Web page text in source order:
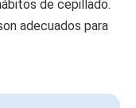
de cepillado.
adecuados para